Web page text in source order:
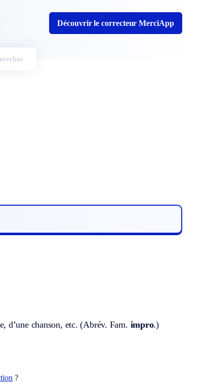
Découvrir le correcteur MerciApp
d’une chanson, etc. (Abrév. Fam. impro.)
?